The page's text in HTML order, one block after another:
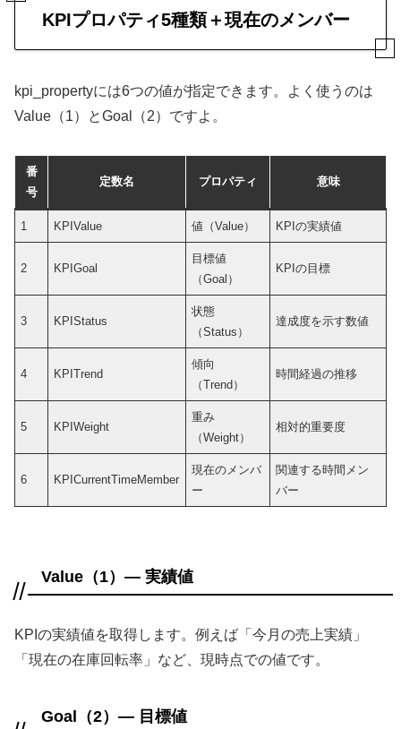
KPIプロパティ5種類＋現在のメンバー
kpi_propertyには6つの値が指定できます。よく使うのは
Value（1）とGoal（2）ですよ。
番
号
定数名 プロパティ 意味
1 KPIValue 値（Value） KPIの実績値
2 KPIGoal
目標値
（Goal）
KPIの目標
3 KPIStatus
状態
（Status）
達成度を示す数値
4 KPITrend
傾向
（Trend）
時間経過の推移
5 KPIWeight
重み
（Weight）
相対的重要度
6 KPICurrentTimeMember
現在のメンバ
ー
関連する時間メン
バー
Value（1）— 実績値
KPIの実績値を取得します。例えば「今月の売上実績」
「現在の在庫回転率」など、現時点での値です。
Goal（2）— 目標値